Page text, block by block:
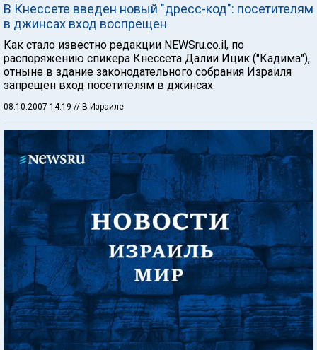
В Кнессете введен новый "дресс-код": посетителям
в джинсах вход воспрещен
Как стало известно редакции NEWSru.co.il, по
распоряжению спикера Кнессета Далии Ицик ("Кадима"),
отныне в здание законодательного собрания Израиля
запрещен вход посетителям в джинсах.
08.10.2007 14:19 // В Израиле